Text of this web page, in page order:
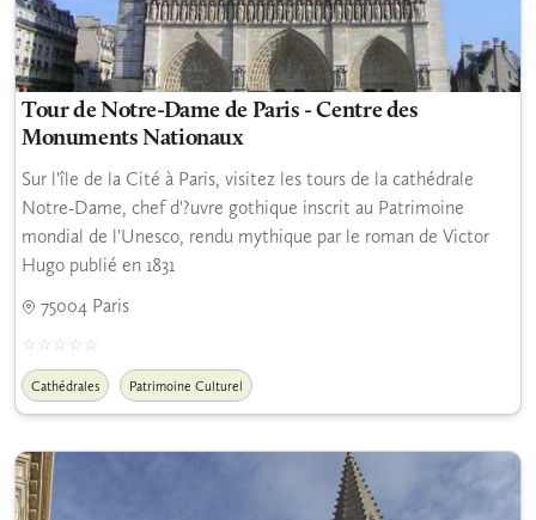
Tour de Notre-Dame de Paris - Centre des
Monuments Nationaux
Sur l'île de la Cité à Paris, visitez les tours de la cathédrale
Notre-Dame, chef d'?uvre gothique inscrit au Patrimoine
mondial de l'Unesco, rendu mythique par le roman de Victor
Hugo publié en 1831
75004 Paris
Cathédrales Patrimoine Culturel